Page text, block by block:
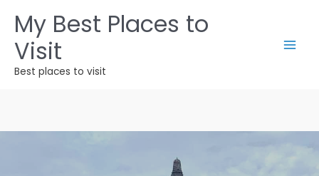
naar
inhoud
My Best Places to
Visit
Best places to visit